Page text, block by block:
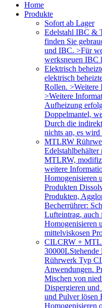
Home
Produkte
Sofort ab Lager
Edelstahl IBC &
finden Sie
und IBC. >Für
werksneuen IBC
Elektrisch
elektrisch
Rollen. >Weitere
>Weitere
Aufheizung
Doppelmantel,
Durch die
nichts an, es
MTLRW
MTLRW,
weitere
Homogenisieren
Produkten
Produkten,
Becherrührer:
Lufteintrag, auch
Homogenisieren
mittelviskosen
CILCRW +
30000L
Rührwerk Typ
Anwendungen.
Mischen von
Dispergieren
und Pulver lösen
Homogenisieren